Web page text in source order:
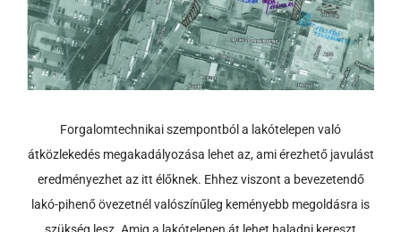
Forgalomtechnikai szempontból a lakótelepen való
átközlekedés megakadályozása lehet az, ami érezhető javulást
eredményezhet az itt élőknek. Ehhez viszont a bevezetendő
lakó-pihenő övezetnél valószínűleg keményebb megoldásra is
szükség lesz. Amig a lakótelepen át lehet haladni kereszt